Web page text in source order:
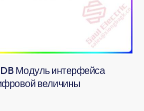
Модуль интерфейса
величины